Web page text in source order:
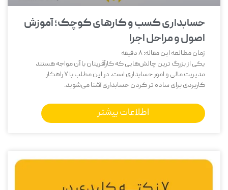
حسابداری کسب و کارهای کوچک؛ آموزش
اصول و مراحل اجرا
زمان مطالعه این مقاله:8دقیقه
یکی از بزرگ‌ ترین چالش‌هایی که کارآفرینان با آن مواجه هستند
مدیریت مالی و امور حسابداری است. در این مطلب با 7 راهکار
کاربردی برای ساده تر کردن حسابداری آشنا می‌شوید.
اطلاعات بیشتر